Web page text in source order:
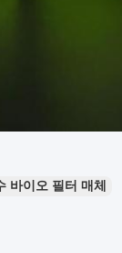
바이오 필터 매체